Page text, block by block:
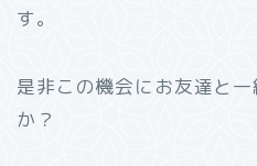
す。
是非この機会にお友達と
か？